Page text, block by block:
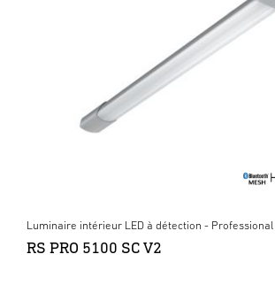
Luminaire intérieur LED à détection - Professional
RS PRO 5100 SC V2